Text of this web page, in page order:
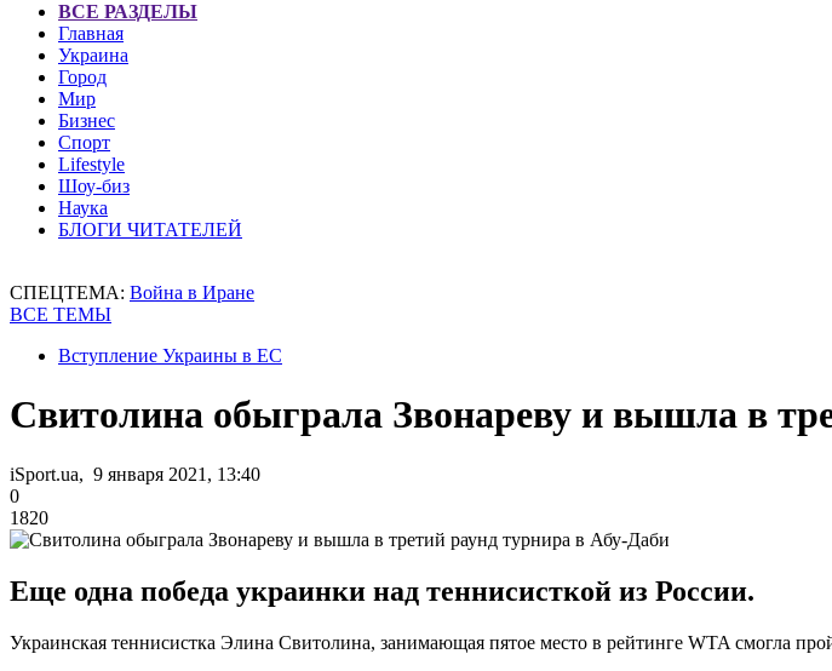
ВСЕ РАЗДЕЛЫ
Главная
Украина
Город
Мир
Бизнес
Спорт
Lifestyle
Шоу-биз
Наука
БЛОГИ ЧИТАТЕЛЕЙ
СПЕЦТЕМА: Война в Иране
ВСЕ ТЕМЫ
Вступление Украины в ЕС
Свитолина обыграла Звонареву и вышла в
iSport.ua, 9 января 2021, 13:40
0
1820
Еще одна победа украинки над теннисисткой из России.
Украинская теннисистка Элина Свитолина, занимающая пятое место в рейтинге WTA смогла